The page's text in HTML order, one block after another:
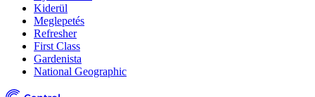
Kiderül
Meglepetés
Refresher
First Class
Gardenista
National Geographic